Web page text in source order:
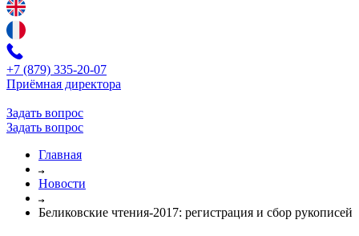
+7 (879) 335-20-07
Приёмная директора
Задать вопрос
Задать вопрос
Главная
Новости
Беликовские чтения-2017: регистрация и сбор рукописей